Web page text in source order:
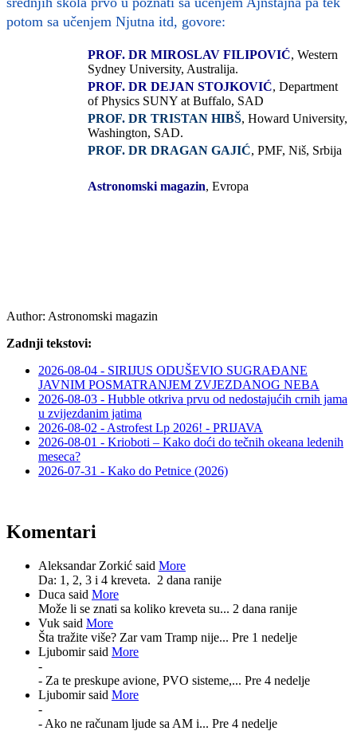
potom sa učenjem Njutna itd, govore:
PROF. DR MIROSLAV FILIPOVIĆ, Western
Sydney University, Australija.
PROF. DR DEJAN STOJKOVIĆ, Department
of Physics SUNY at Buffalo, SAD
PROF. DR TRISTAN HIBŠ, Howard University,
Washington, SAD.
PROF. DR DRAGAN GAJIĆ, PMF, Niš, Srbija
Astronomski magazin, Evropa
Author: Astronomski magazin
Zadnji tekstovi:
2026-08-04 - SIRIJUS ODUŠEVIO SUGRAĐANE
JAVNIM POSMATRANJEM ZVJEZDANOG NEBA
2026-08-03 - Hubble otkriva prvu od nedostajućih crnih jama
u zvijezdanim jatima
2026-08-02 - Astrofest Lp 2026! - PRIJAVA
2026-08-01 - Krioboti – Kako doći do tečnih okeana ledenih
meseca?
2026-07-31 - Kako do Petnice (2026)
Komentari
Aleksandar Zorkić said More
Da: 1, 2, 3 i 4 kreveta. 2 dana ranije
Duca said More
Može li se znati sa koliko kreveta su... 2 dana ranije
Vuk said More
Šta tražite više? Zar vam Tramp nije... Pre 1 nedelje
Ljubomir said More
-
- Za te preskupe avione, PVO sisteme,... Pre 4 nedelje
Ljubomir said More
-
- Ako ne računam ljude sa AM i... Pre 4 nedelje